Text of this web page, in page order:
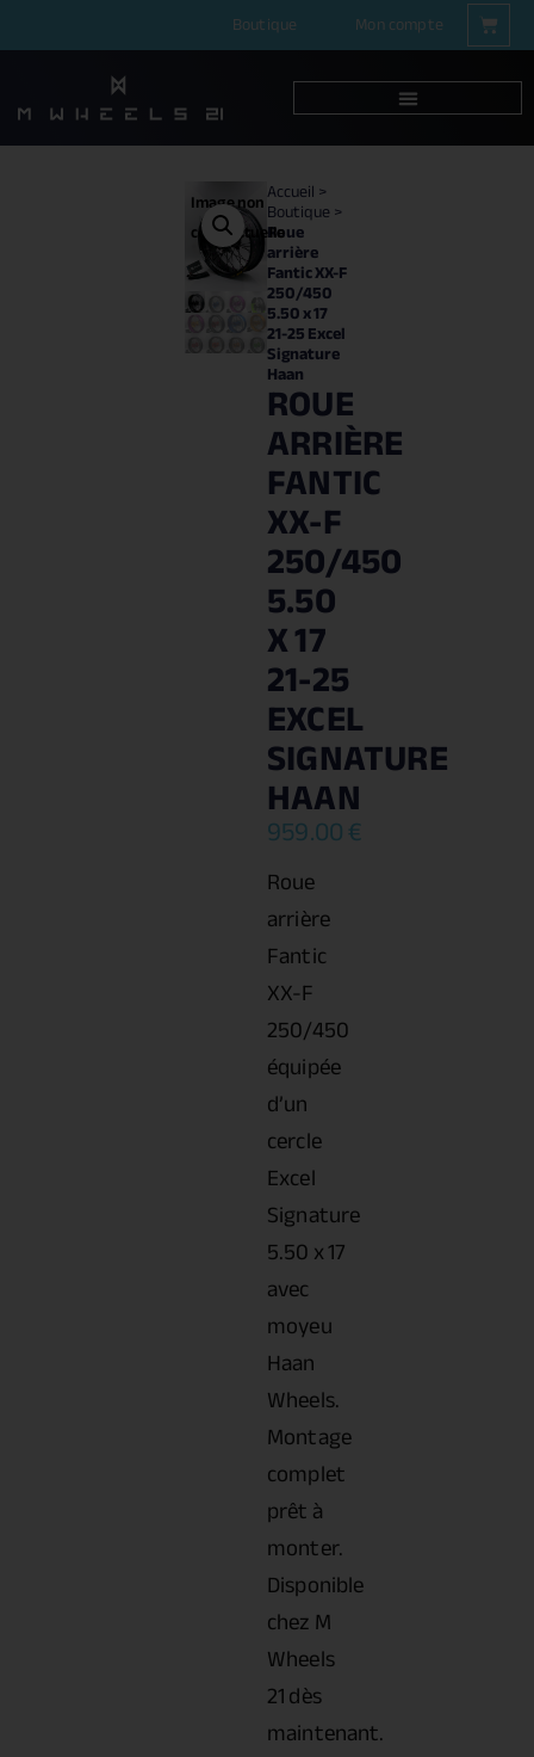
Boutique Mon compte
Image non
contractuelle
Accueil>
Boutique>
Roue
arrière
Fantic XX-F
250/450
5.50 x 17
21-25 Excel
Signature
Haan
ROUE
ARRIÈRE
FANTIC
XX-F
250/450
5.50
X 17
21-25
EXCEL
SIGNATURE
HAAN
959.00€
Roue
arrière
Fantic
XX-F
250/450
équipée
d’un
cercle
Excel
Signature
5.50 x 17
avec
moyeu
Haan
Wheels.
Montage
complet
prêt à
monter.
Disponible
chez M
Wheels
21 dès
maintenant.